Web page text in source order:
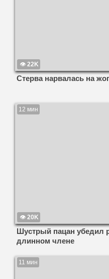
22K
Стерва нарвалась на
12 мин
20K
Шустрый пацан убедил
длинном члене
11 мин